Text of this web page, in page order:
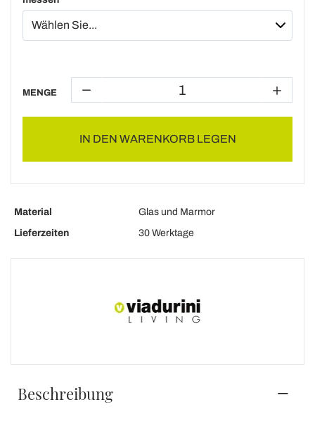
MENGE
IN DEN WARENKORB LEGEN
Material
Glas und Marmor
Lieferzeiten
30 Werktage
Beschreibung